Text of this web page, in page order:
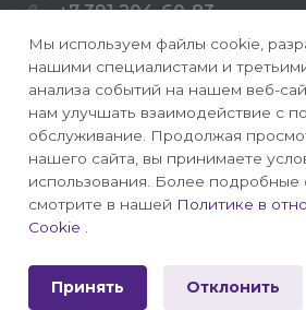
+7 391 204-60-83
Заказать звонок
info@conversite.ru
г. Красноярск, ул. Ладо
© 2026 Конверсайт - Разработка
сайтов на 1С-Битрикс
Мы используем файлы cookie,
нашими специалистами и
анализа событий на нашем веб-
нам улучшать взаимодействие с
обслуживание. Продолжая
нашего сайта, вы принимаете
использования. Более подробные
смотрите в нашей Политике в
Cookie
Принять Отклонить